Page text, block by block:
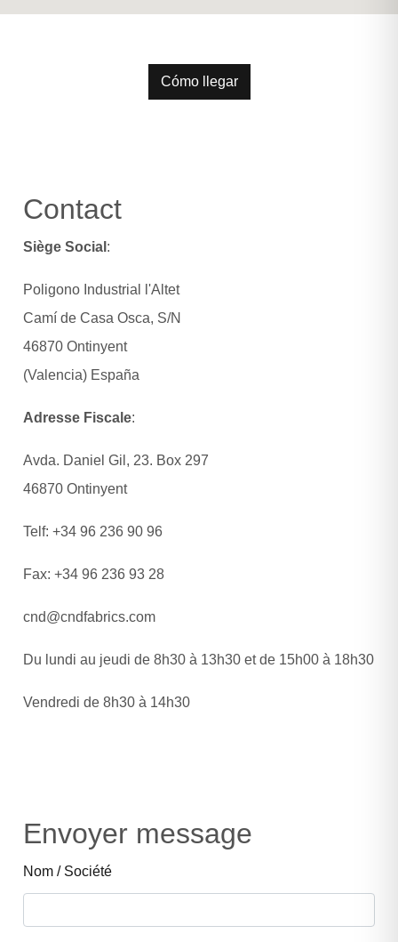
CONTACT
Cómo llegar
Contact
Siège Social :
Poligono Industrial l'Altet
Camí de Casa Osca, S/N
46870 Ontinyent
(Valencia) España
Adresse Fiscale:
Avda. Daniel Gil, 23. Box 297
46870 Ontinyent
Telf: +34 96 236 90 96
Fax: +34 96 236 93 28
cnd@cndfabrics.com
Du lundi au jeudi de 8h30 à 13h30 et de 15h00 à 18h30
Vendredi de 8h30 à 14h30
Envoyer message
Nom / Société